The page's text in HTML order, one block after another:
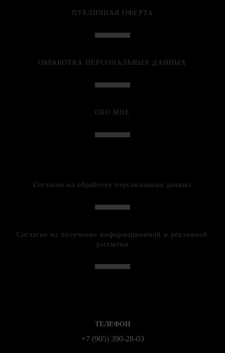
ПУБЛИЧНАЯ ОФЕРТА
ОБРАБОТКА ПЕРСОНАЛЬНЫХ ДАННЫХ
ОБО МНЕ
Согласие на обработку персональных данных
Согласие на получение информационной и рекламной
рассылки
ТЕЛЕФОН
+7 (905) 390-28-03